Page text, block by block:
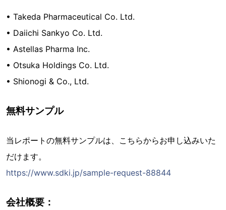
• Takeda Pharmaceutical Co. Ltd.
• Daiichi Sankyo Co. Ltd.
• Astellas Pharma Inc.
• Otsuka Holdings Co. Ltd.
• Shionogi & Co., Ltd.
無料サンプル
当レポートの無料サンプルは、こちらからお申し込みいた
だけます。
https://www.sdki.jp/sample-request-88844
会社概要：